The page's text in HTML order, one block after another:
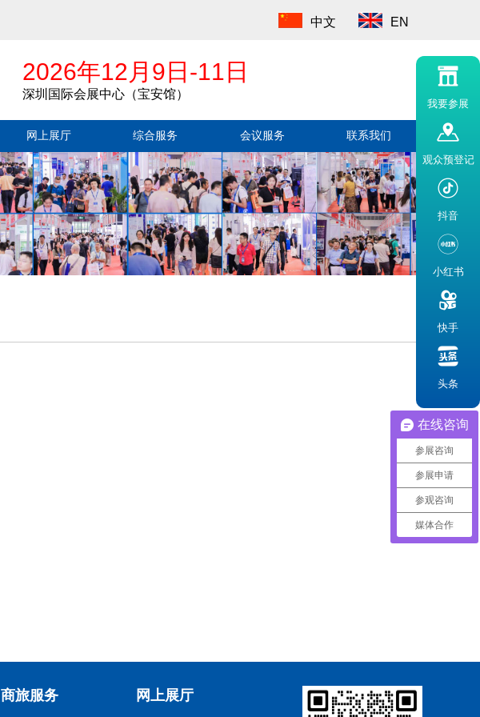
中文 EN
2026年12月9日-11日
深圳国际会展中心（宝安馆）
网上展厅 综合服务 会议服务 联系我们
商旅服务 网上展厅
我要参展
观众预登记
抖音
小红书
快手
头条
在线咨询
参展咨询
参展申请
参观咨询
媒体合作